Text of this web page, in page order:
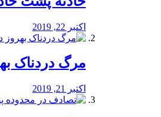
اکتبر 22, 2019
مرگ دردناک
اکتبر 21, 2019